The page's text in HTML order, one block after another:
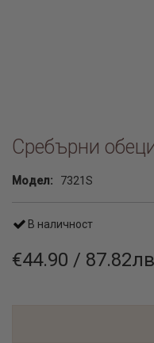
Сребърни
Модел: 7321S
В наличност
€44.90 /